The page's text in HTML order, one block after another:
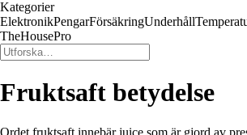
Kategorier
ElektronikPengarFörsäkringUnderhåll
TheHousePro
Fruktsaft betydelse
Ordet fruktsaft innebär juice som är gjord av